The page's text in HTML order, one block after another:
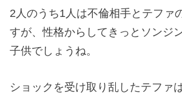
2人のうち1人は不倫相手とテファ
すが、性格からしてきっとソンジ
子供でしょうね。
ショックを受け取り乱したテファ